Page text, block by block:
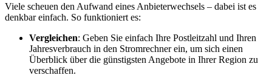
Viele scheuen den Aufwand eines Anbieterwechsels – dabei ist es
denkbar einfach. So funktioniert es:
Vergleichen: Geben Sie einfach Ihre Postleitzahl und Ihren
Jahresverbrauch in den Stromrechner ein, um sich einen
Überblick über die günstigsten Angebote in Ihrer Region zu
verschaffen.